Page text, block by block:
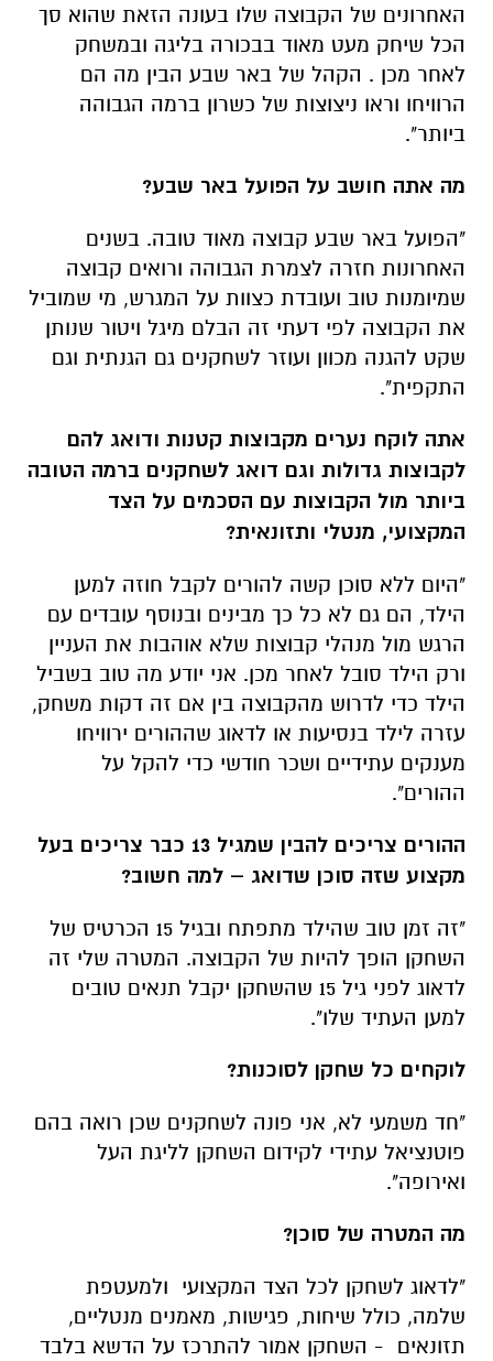
האחרונים של הקבוצה שלו בעונה הזאת שהוא סך
הכל שיחק מעט מאוד בבכורה בליגה ובמשחק
לאחר מכן . הקהל של באר שבע הבין מה הם
הרוויחו וראו ניצוצות של כשרון ברמה הגבוהה
ביותר".
מה אתה חושב על הפועל באר שבע?
"הפועל באר שבע קבוצה מאוד טובה. בשנים
האחרונות חזרה לצמרת הגבוהה ורואים קבוצה
שמיומנות טוב ועובדת כצוות על המגרש, מי שמוביל
את הקבוצה לפי דעתי זה הבלם מיגל ויטור שנותן
שקט להגנה מכוון ועוזר לשחקנים גם הגנתית וגם
התקפית".
אתה לוקח נערים מקבוצות קטנות ודואג להם
לקבוצות גדולות וגם דואג לשחקנים ברמה הטובה
ביותר מול הקבוצות עם הסכמים על הצד
המקצועי, מנטלי ותזונאית?
"היום ללא סוכן קשה להורים לקבל חוזה למען
הילד, הם גם לא כל כך מבינים ובנוסף עובדים עם
הרגש מול מנהלי קבוצות שלא אוהבות את העניין
ורק הילד סובל לאחר מכן. אני יודע מה טוב בשביל
הילד כדי לדרוש מהקבוצה בין אם זה דקות משחק,
עזרה לילד בנסיעות או לדאוג שההורים ירוויחו
מענקים עתידיים ושכר חודשי כדי להקל על
ההורים".
ההורים צריכים להבין שמגיל 13 כבר צריכים בעל
מקצוע שזה סוכן שדואג – למה חשוב?
"זה זמן טוב שהילד מתפתח ובגיל 15 הכרטיס של
השחקן הופך להיות של הקבוצה. המטרה שלי זה
לדאוג לפני גיל 15 שהשחקן יקבל תנאים טובים
למען העתיד שלו".
לוקחים כל שחקן לסוכנות?
"חד משמעי לא, אני פונה לשחקנים שכן רואה בהם
פוטנציאל עתידי לקידום השחקן לליגת העל
ואירופה".
מה המטרה של סוכן?
"לדאוג לשחקן לכל הצד המקצועי ולמעטפת
שלמה, כולל שיחות, פגישות, מאמנים מנטליים,
תזונאים - השחקן אמור להתרכז על הדשא בלבד